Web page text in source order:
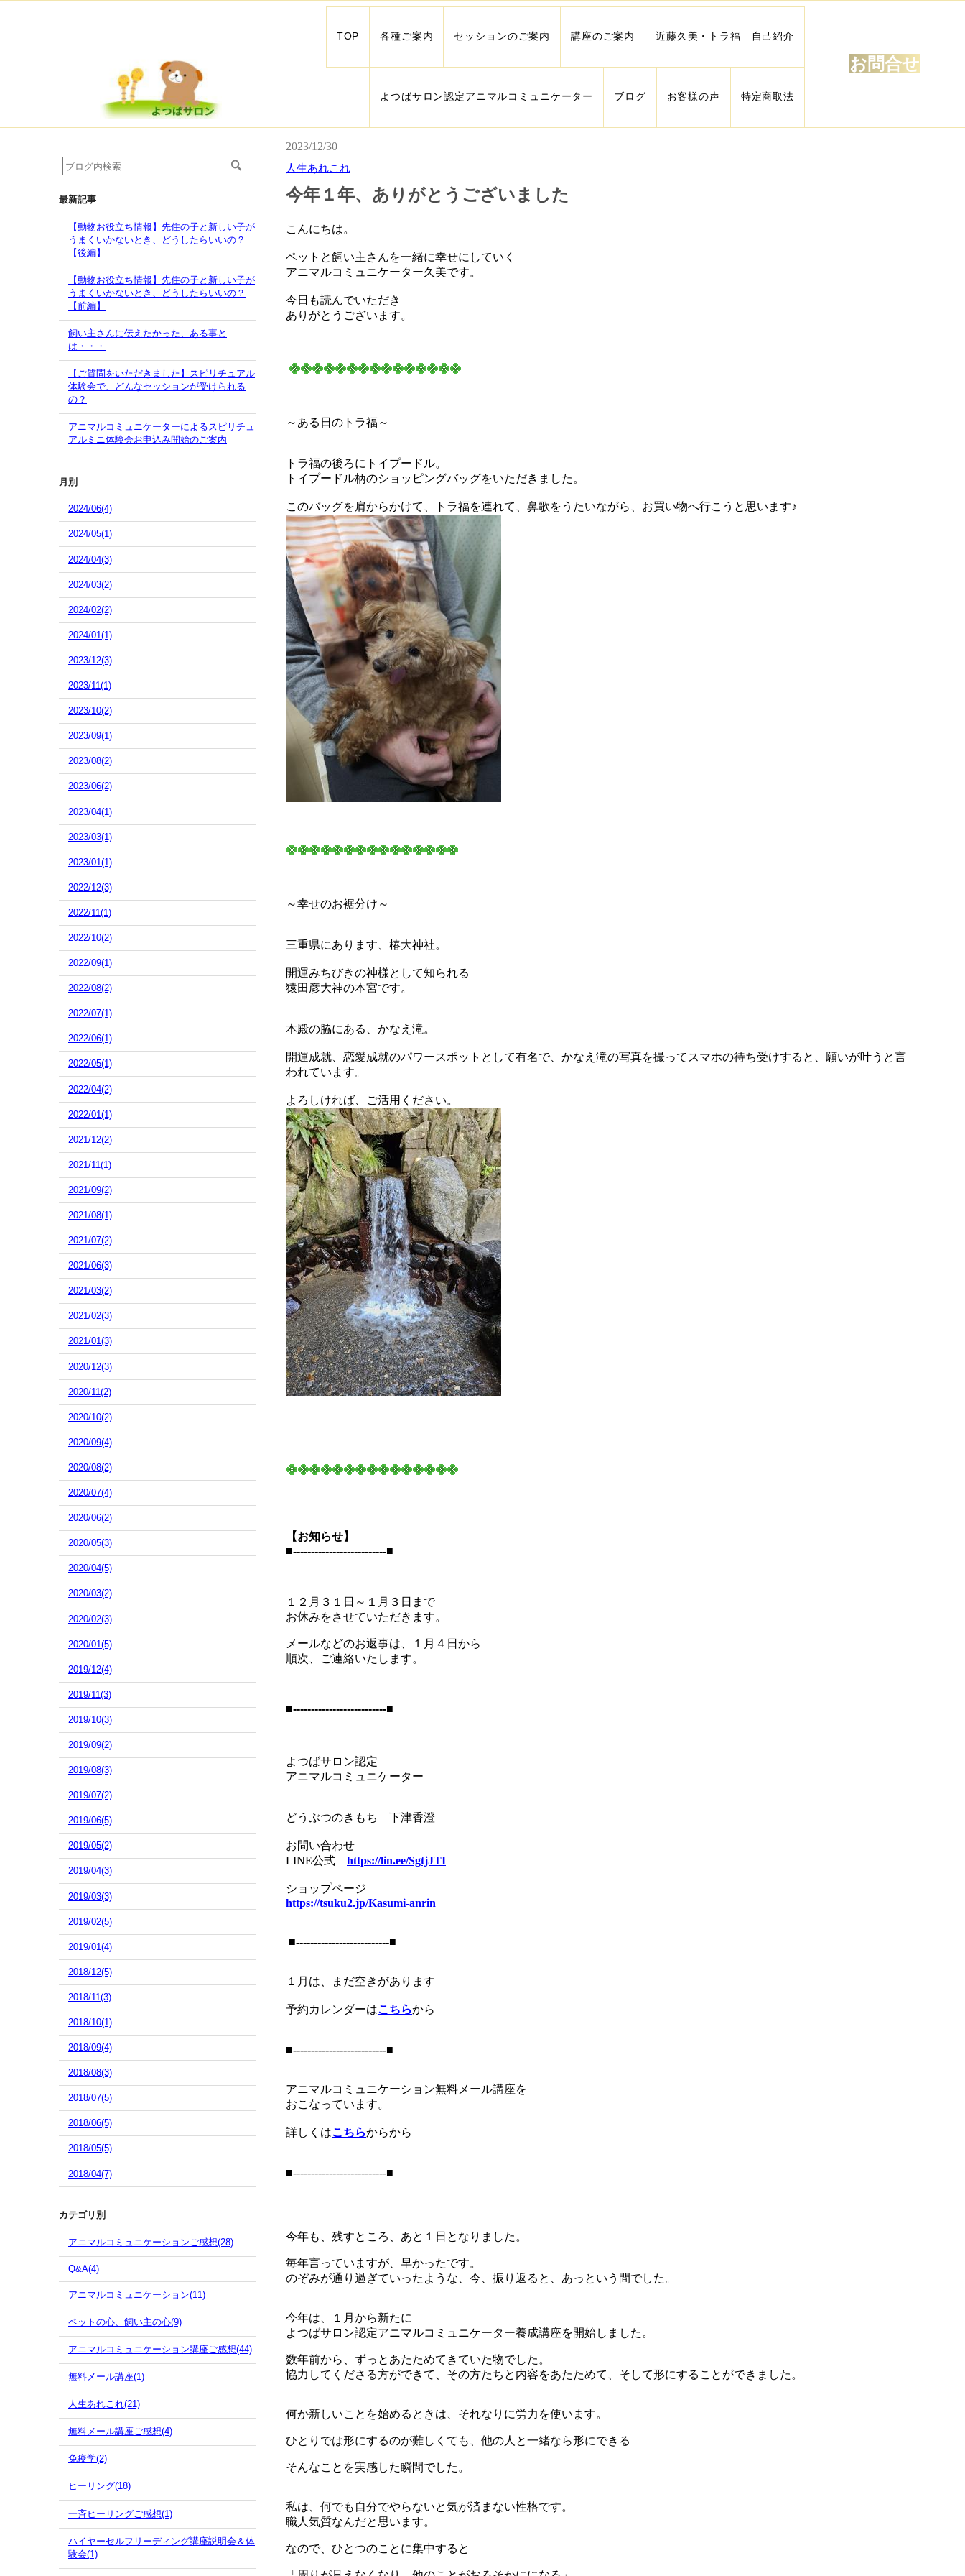
TOP 各種ご案内 セッションのご案内 講座のご案内 近藤久美・トラ福 自己紹介
よつばサロン認定アニマルコミュニケーター ブログ お客様の声 特定商取法
お問合せ
最新記事
【動物お役立ち情報】先住の子と新しい子が
うまくいかないとき、どうしたらいいの？
【後編】
【動物お役立ち情報】先住の子と新しい子が
うまくいかないとき、どうしたらいいの？
【前編】
飼い主さんに伝えたかった、ある事と
は・・・
【ご質問をいただきました】スピリチュアル
体験会で、どんなセッションが受けられる
の？
アニマルコミュニケーターによるスピリチュ
アルミニ体験会お申込み開始のご案内
月別
2024/06(4)
2024/05(1)
2024/04(3)
2024/03(2)
2024/02(2)
2024/01(1)
2023/12(3)
2023/11(1)
2023/10(2)
2023/09(1)
2023/08(2)
2023/06(2)
2023/04(1)
2023/03(1)
2023/01(1)
2022/12(3)
2022/11(1)
2022/10(2)
2022/09(1)
2022/08(2)
2022/07(1)
2022/06(1)
2022/05(1)
2022/04(2)
2022/01(1)
2021/12(2)
2021/11(1)
2021/09(2)
2021/08(1)
2021/07(2)
2021/06(3)
2021/03(2)
2021/02(3)
2021/01(3)
2020/12(3)
2020/11(2)
2020/10(2)
2020/09(4)
2020/08(2)
2020/07(4)
2020/06(2)
2020/05(3)
2020/04(5)
2020/03(2)
2020/02(3)
2020/01(5)
2019/12(4)
2019/11(3)
2019/10(3)
2019/09(2)
2019/08(3)
2019/07(2)
2019/06(5)
2019/05(2)
2019/04(3)
2019/03(3)
2019/02(5)
2019/01(4)
2018/12(5)
2018/11(3)
2018/10(1)
2018/09(4)
2018/08(3)
2018/07(5)
2018/06(5)
2018/05(5)
2018/04(7)
カテゴリ別
アニマルコミュニケーションご感想(28)
Q&A(4)
アニマルコミュニケーション(11)
ペットの心、飼い主の心(9)
アニマルコミュニケーション講座ご感想(44)
無料メール講座(1)
人生あれこれ(21)
無料メール講座ご感想(4)
免疫学(2)
ヒーリング(18)
一斉ヒーリングご感想(1)
ハイヤーセルフリーディング講座説明会＆体
験会(1)
2023/12/30
人生あれこれ
今年１年、ありがとうございました
こんにちは。
ペットと飼い主さんを一緒に幸せにしていく
アニマルコミュニケーター久美です。
今日も読んでいただき
ありがとうございます。
～ある日のトラ福～
トラ福の後ろにトイプードル。
トイプードル柄のショッピングバッグをいただきました。
このバッグを肩からかけて、トラ福を連れて、鼻歌をうたいながら、お買い物へ行こうと思います♪
～幸せのお裾分け～
三重県にあります、椿大神社。
開運みちびきの神様として知られる
猿田彦大神の本宮です。
本殿の脇にある、かなえ滝。
開運成就、恋愛成就のパワースポットとして有名で、かなえ滝の写真を撮ってスマホの待ち受けすると、願いが叶うと言
われています。
よろしければ、ご活用ください。
【お知らせ】
■--------------------------■
１２月３１日～１月３日まで
お休みをさせていただきます。
メールなどのお返事は、１月４日から
順次、ご連絡いたします。
■--------------------------■
よつばサロン認定
アニマルコミュニケーター
どうぶつのきもち 下津香澄
お問い合わせ
LINE公式 https://lin.ee/SgtjJTI
ショップページ
https://tsuku2.jp/Kasumi-anrin
■--------------------------■
１月は、まだ空きがあります
予約カレンダーはこちらから
■--------------------------■
アニマルコミュニケーション無料メール講座を
おこなっています。
詳しくはこちらからから
■--------------------------■
今年も、残すところ、あと１日となりました。
毎年言っていますが、早かったです。
のぞみが通り過ぎていったような、今、振り返ると、あっという間でした。
今年は、１月から新たに
よつばサロン認定アニマルコミュニケーター養成講座を開始しました。
数年前から、ずっとあたためてきていた物でした。
協力してくださる方ができて、その方たちと内容をあたためて、そして形にすることができました。
何か新しいことを始めるときは、それなりに労力を使います。
ひとりでは形にするのが難しくても、他の人と一緒なら形にできる
そんなことを実感した瞬間でした。
私は、何でも自分でやらないと気が済まない性格です。
職人気質なんだと思います。
なので、ひとつのことに集中すると